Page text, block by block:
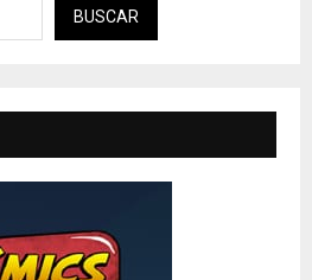
BUSCAR